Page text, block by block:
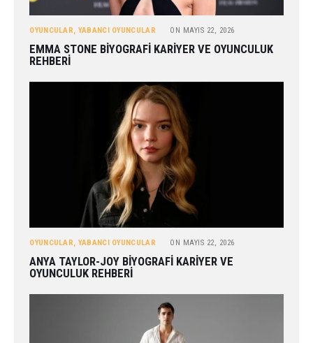
OYUNCULAR, YABANCI OYUNCULAR ON MAYIS 22, 2026
EMMA STONE BIYOGRAFI KARIYER VE OYUNCULUK
REHBERI
OYUNCULAR, YABANCI OYUNCULAR ON MAYIS 22, 2026
ANYA TAYLOR-JOY BIYOGRAFI KARIYER VE
OYUNCULUK REHBERI